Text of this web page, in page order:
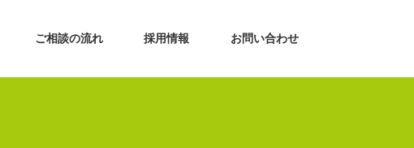
ご相談の流れ 採用情報 お問い合わせ